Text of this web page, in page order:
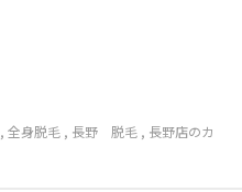
,全身脱毛 , 長野 脱毛 , 長野店のカ